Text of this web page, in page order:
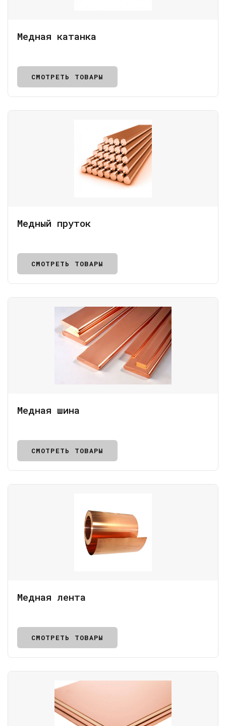
Медная катанка
СМОТРЕТЬ ТОВАРЫ
Медный пруток
СМОТРЕТЬ ТОВАРЫ
Медная шина
СМОТРЕТЬ ТОВАРЫ
Медная лента
СМОТРЕТЬ ТОВАРЫ